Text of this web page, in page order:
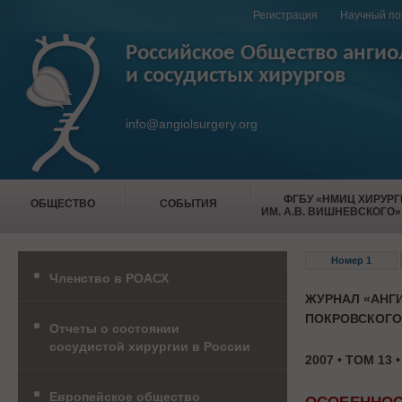
Регистрация Научный
Российское Общество
и сосудистых хирургов
info@angiolsurgery.org
ОБЩЕСТВО СОБЫТИЯ
ФГБУ «НМИЦ
ИМ. А.В.
Номер 1
ЖУРНАЛ
2007 • ТОМ 13
Членство в РОАСХ
Отчеты о состоянии
сосудистой хирургии в России
Европейское общество